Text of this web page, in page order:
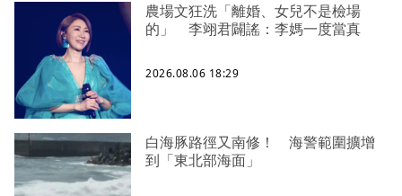
農場文狂洗「離婚、女兒不是檢場
的」 李翊君闢謠：李媽一度當真
2026.08.06 18:29
白海豚路徑又南修！ 海警範圍擴增
到「東北部海面」